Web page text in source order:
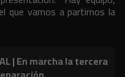
que vamos a partirnos la
| En marcha la tercera